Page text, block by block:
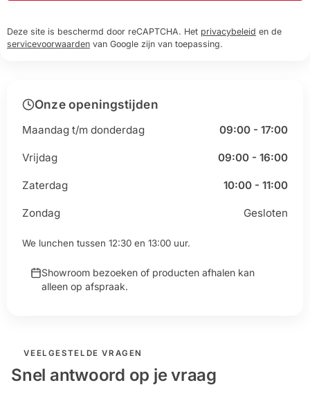
Deze site is beschermd door reCAPTCHA. Het privacybeleid en de
servicevoorwaarden van Google zijn van toepassing.
Onze openingstijden
Maandag t/m donderdag 09:00 - 17:00
Vrijdag 09:00 - 16:00
Zaterdag 10:00 - 11:00
Zondag Gesloten
We lunchen tussen 12:30 en 13:00 uur.
Showroom bezoeken of producten afhalen kan
alleen op afspraak.
VEELGESTELDE VRAGEN
Snel antwoord op je vraag